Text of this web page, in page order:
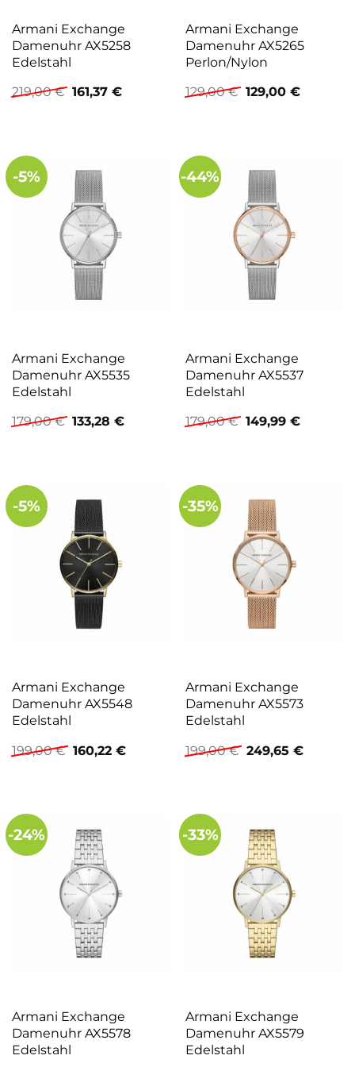
Armani Exchange
Damenuhr AX5258
Edelstahl
219,00€ Ursprünglicher
Preis
161,37 €Aktueller
Armani Exchange
Damenuhr AX5265
Perlon/Nylon
129,00€ Ursprünglicher
Preis
129,00 €
-5%
Armani Exchange
Damenuhr AX5535
Edelstahl
179,00€ Ursprünglicher
Preis
133,28 €Aktueller
-44%
Armani Exchange
Damenuhr AX5537
Edelstahl
179,00€ Ursprünglicher
Preis
149,99 €
-5%
Armani Exchange
Damenuhr AX5548
Edelstahl
199,00€ Ursprünglicher
Preis
160,22 €Aktueller
-35%
Armani Exchange
Damenuhr AX5573
Edelstahl
199,00€ Ursprünglicher
Preis
249,65 €
-24%
Armani Exchange
Damenuhr AX5578
Edelstahl
-33%
Armani Exchange
Damenuhr AX5579
Edelstahl